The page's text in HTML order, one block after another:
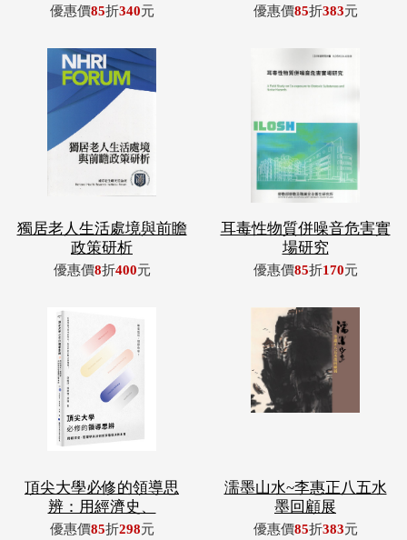
優惠價85折340元 優惠價85折383元
獨居老人生活處境與前瞻
政策研析
優惠價8折400元
耳毒性物質併噪音危害實
場研究
優惠價85折170元
頂尖大學必修的領導思
辨：用經濟史、
優惠價85折298元
濡墨山水~李惠正八五水
墨回顧展
優惠價85折383元